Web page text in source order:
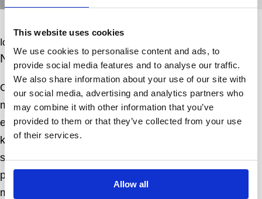
This website uses cookies
We use cookies to personalise content and ads, to
provide social media features and to analyse our traffic.
We also share information about your use of our site with
our social media, advertising and analytics partners who
may combine it with other information that you’ve
provided to them or that they’ve collected from your use
of their services.
Allow all
Idee
Niet vet, vet lekker
Onder de naam Chef’s Helper willen de twee chefs
meerdere productlijnen lanceren, om te beginnen met
een plantaardige jus. Om dat krachtig neer te zetten,
kiezen we voor een merknaam en huisstijl die de
speelse en toegankelijke kant van plantaardige
producten benadrukken. Zo ontstaat
merk dat draait om smaak en plezier. Met het motto